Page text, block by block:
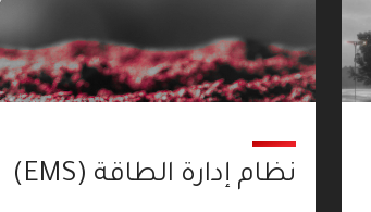
نظام إدارة الطاقة (EMS)